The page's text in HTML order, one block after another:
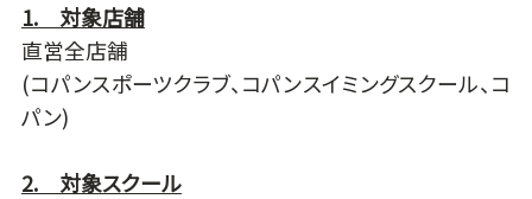
1. 対象店舗
直営全店舗
(コパンスポーツクラブ、コパンスイミングスクール、コ
パン)
2. 対象スクール